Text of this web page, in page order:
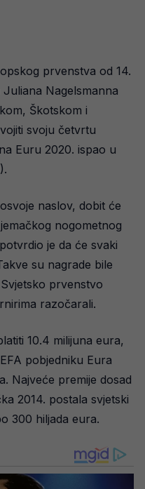
prvenstva od 14.
Nagelsmanna
Škotskom i
svoju četvrtu
Euru 2020. ispao u
naslov, dobit će
nogometnog
je da će svaki
su nagrade bile
prvenstvo
razočarali.
10.4 milijuna eura,
pobjedniku Eura
Najveće premije dosad
2014. postala svjetski
300 hiljada eura.